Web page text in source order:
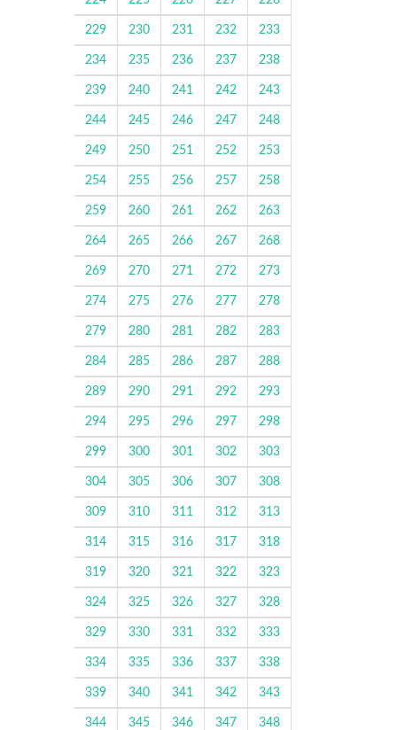
229 230 231 232 233
234 235 236 237 238
239 240 241 242 243
244 245 246 247 248
249 250 251 252 253
254 255 256 257 258
259 260 261 262 263
264 265 266 267 268
269 270 271 272 273
274 275 276 277 278
279 280 281 282 283
284 285 286 287 288
289 290 291 292 293
294 295 296 297 298
299 300 301 302 303
304 305 306 307 308
309 310 311 312 313
314 315 316 317 318
319 320 321 322 323
324 325 326 327 328
329 330 331 332 333
334 335 336 337 338
339 340 341 342 343
344 345 346 347 348